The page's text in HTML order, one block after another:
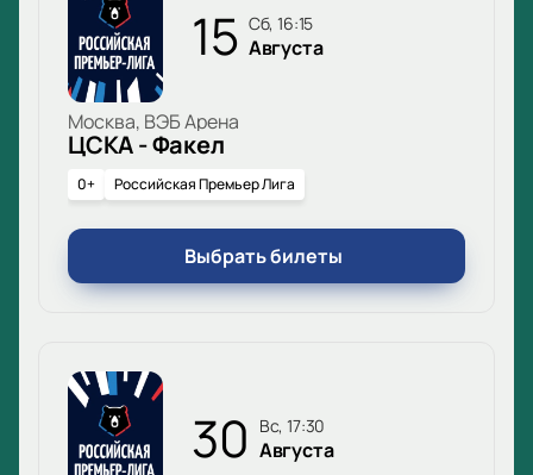
15 сб, 16:15
Августа
Москва, ВЭБ Арена
ЦСКА - Факел
0+ Российская Премьер Лига
Выбрать билеты
30 вс, 17:30
Августа